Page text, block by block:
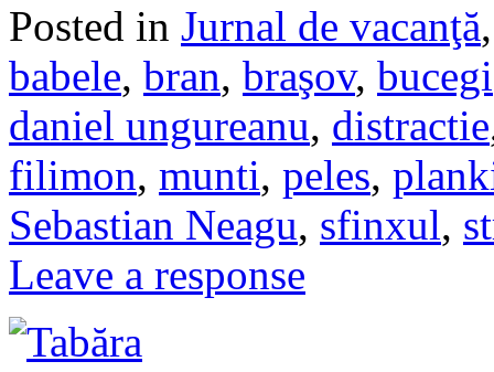
Posted in Jurnal de vacanţă
babele, bran, braşov, bucegi
daniel ungureanu, distractie
filimon, munti, peles,
Sebastian Neagu, sfinxul,
Leave a response